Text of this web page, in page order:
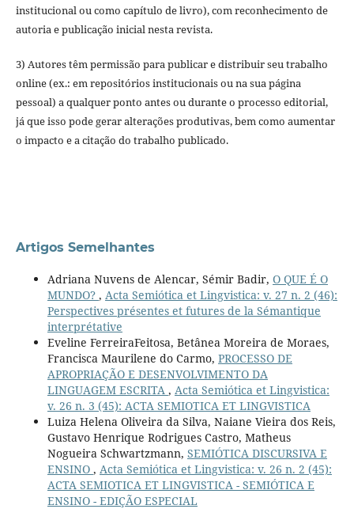
institucional ou como capítulo de livro), com reconhecimento de
autoria e publicação inicial nesta revista.
3) Autores têm permissão para publicar e distribuir seu trabalho
online (ex.: em repositórios institucionais ou na sua página
pessoal) a qualquer ponto antes ou durante o processo editorial,
já que isso pode gerar alterações produtivas, bem como aumentar
o impacto e a citação do trabalho publicado.
Artigos Semelhantes
Adriana Nuvens de Alencar, Sémir Badir, O QUE É O
MUNDO? , Acta Semiótica et Lingvistica: v. 27 n. 2 (46):
Perspectives présentes et futures de la Sémantique
interprétative
Eveline FerreiraFeitosa, Betânea Moreira de Moraes,
Francisca Maurilene do Carmo, PROCESSO DE
APROPRIAÇÃO E DESENVOLVIMENTO DA
LINGUAGEM ESCRITA , Acta Semiótica et Lingvistica:
v. 26 n. 3 (45): ACTA SEMIOTICA ET LINGVISTICA
Luiza Helena Oliveira da Silva, Naiane Vieira dos Reis,
Gustavo Henrique Rodrigues Castro, Matheus
Nogueira Schwartzmann, SEMIÓTICA DISCURSIVA E
ENSINO , Acta Semiótica et Lingvistica: v. 26 n. 2 (45):
ACTA SEMIOTICA ET LINGVISTICA - SEMIÓTICA E
ENSINO - EDIÇÃO ESPECIAL